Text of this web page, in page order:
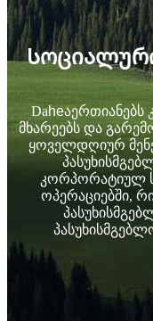
Dahe
მხარეებს და
ყოველდღიურ
კორპორატიულ
ოპერაციებში,